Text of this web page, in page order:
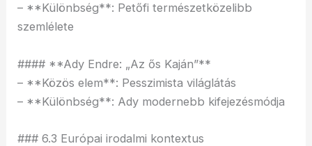
– **Különbség**: Petőfi természetközelibb
szemlélete
#### **Ady Endre: „Az ős Kaján”**
– **Közös elem**: Pesszimista világlátás
– **Különbség**: Ady modernebb kifejezésmódja
### 6.3 Európai irodalmi kontextus